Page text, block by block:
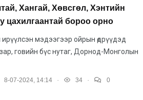
Хангай, Хөвсгөл, Хэнтийн
цахилгаантай бороо орно
мэдээгээр ойрын өдрүүдэд
говийн бүс нутаг, Дорнод-Монголын
8-07-2024, 14:14 . 34 . 0